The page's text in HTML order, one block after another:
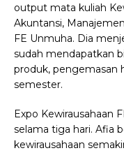
output mata kuliah
Akuntansi,
FE Unmuha. Dia
sudah mendapatkan
produk, pengemasan
semester.
Expo Kewirausahaan
selama tiga hari. Afia
kewirausahaan